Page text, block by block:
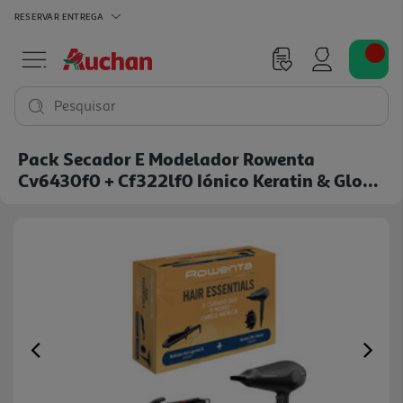
RESERVAR ENTREGA
Pesquisar
Pack Secador E Modelador Rowenta
Cv6430f0 + Cf322lf0 Iónico Keratin & Glow
Previous